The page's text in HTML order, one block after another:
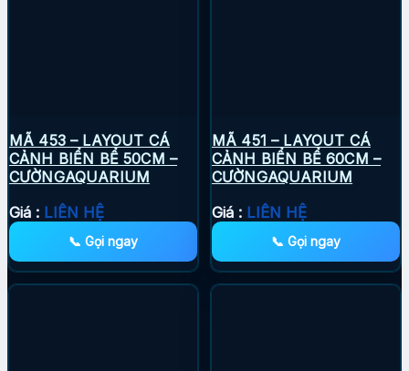
MÃ 453 – LAYOUT CÁ
CẢNH BIỂN BỂ 50CM –
CƯỜNGAQUARIUM
Giá : LIÊN HỆ
📞 Gọi ngay
MÃ 451 – LAYOUT CÁ
CẢNH BIỂN BỂ 60CM –
CƯỜNGAQUARIUM
Giá : LIÊN HỆ
📞 Gọi ngay